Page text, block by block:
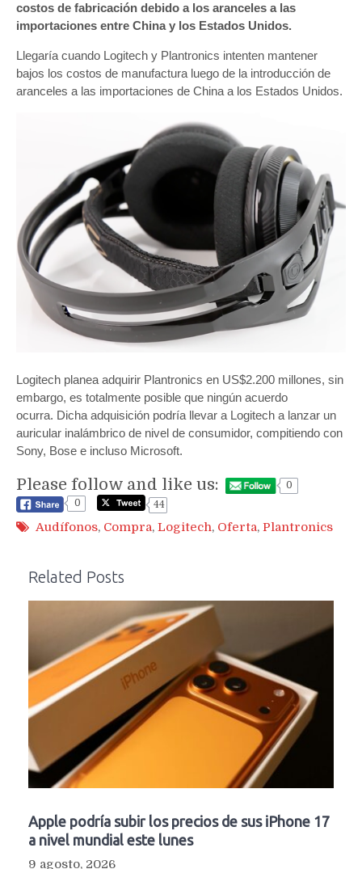
costos de fabricación debido a los aranceles a las
importaciones entre China y los Estados Unidos.
Llegaría cuando Logitech y Plantronics intenten mantener
bajos los costos de manufactura luego de la introducción de
aranceles a las importaciones de China a los Estados Unidos.
Logitech planea adquirir Plantronics en US$2.200 millones, sin
embargo, es totalmente posible que ningún acuerdo
ocurra. Dicha adquisición podría llevar a Logitech a lanzar un
auricular inalámbrico de nivel de consumidor, compitiendo con
Sony, Bose e incluso Microsoft.
Please follow and like us:
0
0
44
Audífonos, Compra, Logitech, Oferta, Plantronics
Related Posts
Apple podría subir los precios de sus iPhone 17
a nivel mundial este lunes
9 agosto, 2026